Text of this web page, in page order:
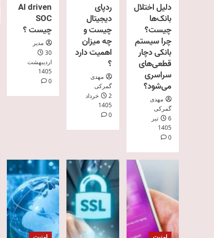
دلیل اختلال
بانک‌ها
چیست؟
چرا سیستم
بانکی دچار
قطعی‌های
سراسری
می‌شود؟
مهدی
گمرکی
6 تیر
1405
0
ردپای
دیجیتال
چیست و
چه میزان
اهمیت دارد
؟
مهدی
گمرکی
2 خرداد
1405
0
AI driven
SOC
چیست ؟
مدیر
30
اردیبهشت
1405
0